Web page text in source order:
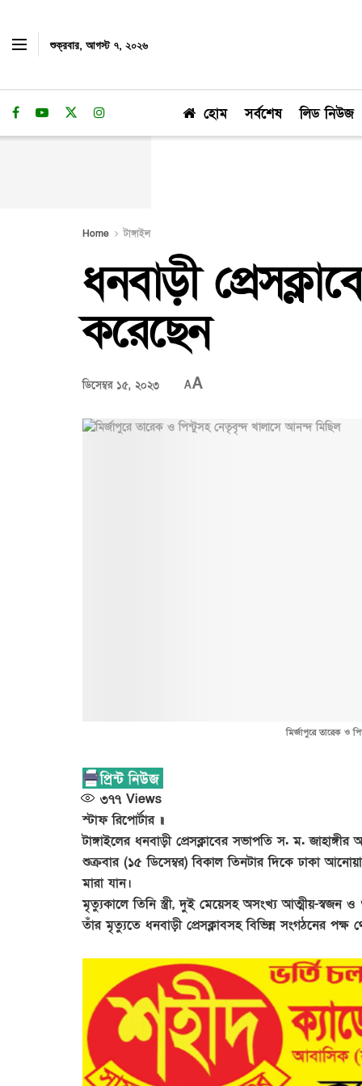
শুক্রবার, আগস্ট ৭, ২০২৬
হোম সর্বশেষ লিড নিউজ
Home টাঙ্গাইল
ধনবাড়ী
করেছেন
ডিসেম্বর ১৫, ২০২৩ AA
মির্জাপুরে তারেক ও
৩৭৭ Views
স্টাফ রিপোর্টার ॥
টাঙ্গাইলের ধনবাড়ী প্রেসক্লাবের সভাপতি স. ম.
শুক্রবার (১৫ ডিসেম্বর) বিকাল তিনটার দিকে ঢাকা
মারা যান।
মৃত্যুকালে তিনি স্ত্রী, দুই মেয়েসহ অসংখ্য আত্মীয়-স্বজন
তাঁর মৃত্যুতে ধনবাড়ী প্রেসক্লাবসহ বিভিন্ন সংগঠনের